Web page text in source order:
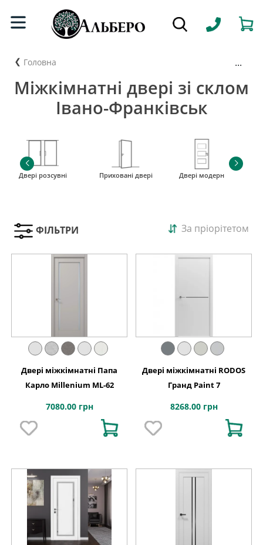
Головна ...
Міжкімнатні двері зі склом
Івано-Франківськ
Двері розсувні Приховані двері Двері модерн
ФІЛЬТРИ За пріорітетом
Двері міжкімнатні Папа
Карло Millenium ML-62
7080.00 грн
Двері міжкімнатні RODOS
Гранд Paint 7
8268.00 грн